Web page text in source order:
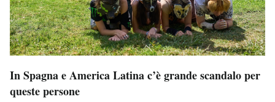
In Spagna e America Latina c’è grande scandalo per
queste persone